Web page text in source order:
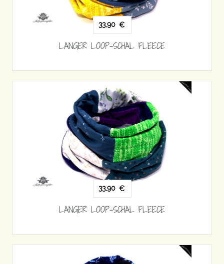
33,90 €
LANGER LOOP-SCHAL FLEECE
33,90 €
LANGER LOOP-SCHAL FLEECE